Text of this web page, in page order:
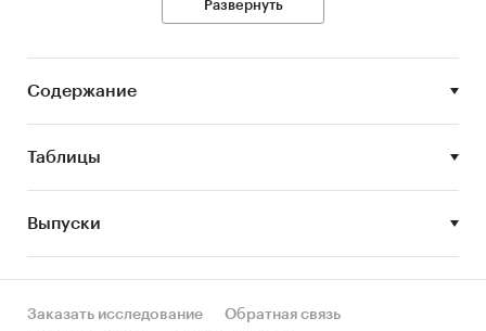
логических контроллеров в Россию и экспорта
5. Рыночные доли производителей на рынке
России.
программируемых логических контроллеров в
программируемых логических контроллеров в
Развернуть
Содержание
Таблицы
Выпуски
Заказать исследование
Обратная связь